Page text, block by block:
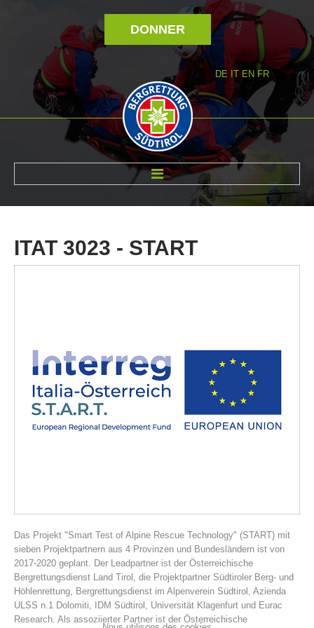
DONNER
DE IT EN FR
ITAT 3023 - START
Das Projekt "Smart Test of Alpine Rescue Technology" (START) mit
sieben Projektpartnern aus 4 Provinzen und Bundesländern ist von
2017-2020 geplant. Der Leadpartner ist der Österreichische
Bergrettungsdienst Land Tirol, die Projektpartner Südtiroler Berg- und
Höhlenrettung, Bergrettungsdienst im Alpenverein Südtirol, Azienda
ULSS n.1 Dolomiti, IDM Südtirol, Universität Klagenfurt und Eurac
Research. Als assoziierter Partner ist der Österreichische